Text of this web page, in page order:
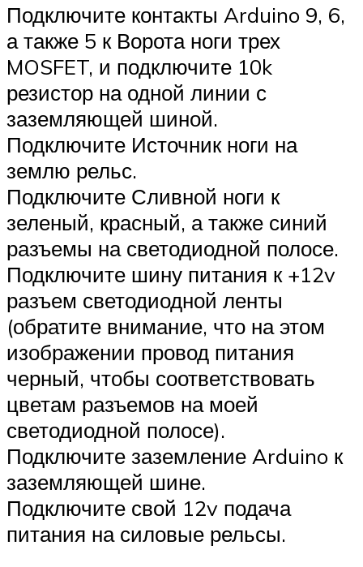
Подключите контакты Arduino 9, 6,
а также 5 к Ворота ноги трех
MOSFET, и подключите 10k
резистор на одной линии с
заземляющей шиной.
Подключите Источник ноги на
землю рельс.
Подключите Сливной ноги к
зеленый, красный, а также синий
разъемы на светодиодной полосе.
Подключите шину питания к +12v
разъем светодиодной ленты
(обратите внимание, что на этом
изображении провод питания
черный, чтобы соответствовать
цветам разъемов на моей
светодиодной полосе).
Подключите заземление Arduino к
заземляющей шине.
Подключите свой 12v подача
питания на силовые рельсы.